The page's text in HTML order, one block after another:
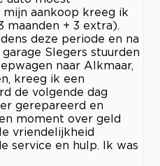
aankoop kreeg ik
maanden + 3 extra).
deze periode en na
Slegers stuurden
naar Alkmaar,
kreeg ik een
de volgende dag
gerepareerd en
moment over geld
vriendelijkheid
service en hulp. Ik was